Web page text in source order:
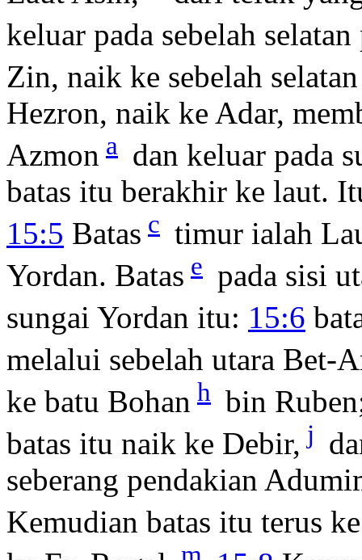
keluar pada sebelah
Zin, naik ke sebelah
Hezron, naik ke Adar,
Azmon a dan keluar pada
batas itu berakhir ke laut.
15:5 Batas c timur ialah
Yordan. Batas e pada sisi
sungai Yordan itu: 15:6
melalui sebelah utara Bet-
ke batu Bohan h bin
batas itu naik ke Debir, j
seberang pendakian
Kemudian batas itu terus